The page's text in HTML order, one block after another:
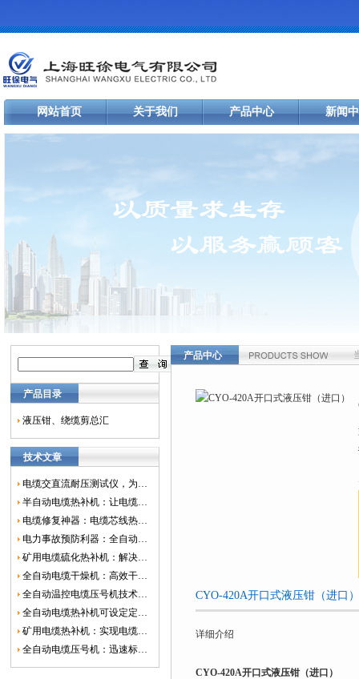
网站首页 关于我们 产品中心 新闻
产品目录
液压钳、绕缆剪总汇
技术文章
电缆交直流耐压测试仪，为电网安全保驾护航
半自动电缆热补机：让电缆修复更简单、更高效！
电缆修复神器：电缆芯线热补机如何保障电网安全？
电力事故预防利器：全自动控温电缆热补机
矿用电缆硫化热补机：解决矿山电缆故障的新选择
全自动电缆干燥机：高效干燥，电缆质量
全自动温控电缆压号机技术革新：数字化标识的新趋势
全自动电缆热补机可设定定时功能，实现自动化热补
矿用电缆热补机：实现电缆故障修复的高效装置
全自动电缆压号机：迅速标识电缆的利器
产品中心
CYO-420A开口式液压钳（进口
详细介绍
CYO-420A开口式液压钳（进口）